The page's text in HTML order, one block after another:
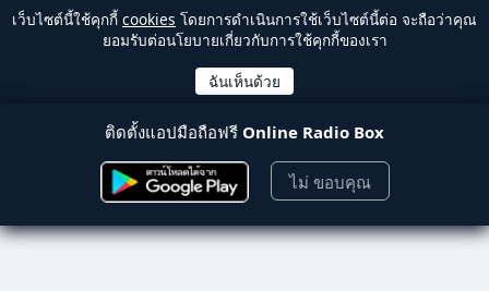
เว็บไซต์นี้ใช้คุกกี้ cookies โดยการดำเนินการใช้เว็บไซต์นี้ต่อ จะถือว่าคุณ
ยอมรับต่อนโยบายเกี่ยวกับการใช้คุกกี้ของเรา
ติดตั้งแอปมือถือฟรี Online Radio Box
ไม่ ขอบคุณ